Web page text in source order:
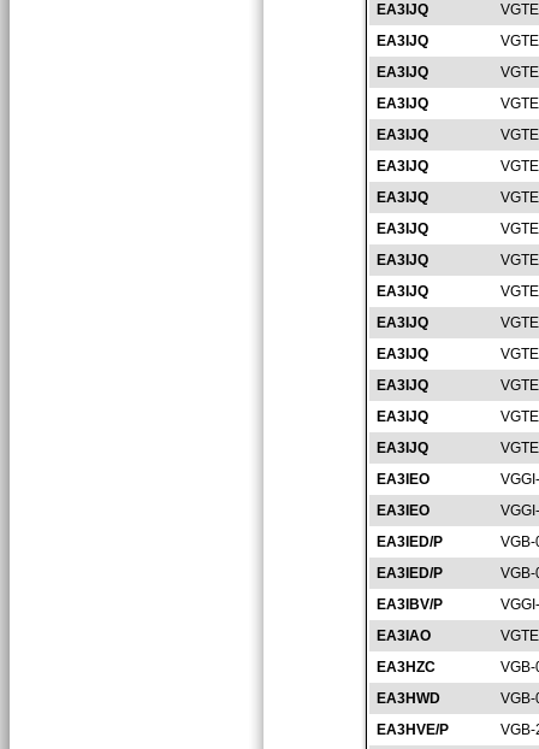
EA3IJQ
EA3IJQ
EA3IJQ
EA3IJQ
EA3IJQ
EA3IJQ
EA3IJQ
EA3IJQ
EA3IJQ
EA3IJQ
EA3IJQ
EA3IJQ
EA3IJQ
EA3IJQ
EA3IJQ
EA3IEO
EA3IEO
EA3IED/P
EA3IED/P
EA3IBV/P
EA3IAO
EA3HZC
EA3HWD
EA3HVE/P